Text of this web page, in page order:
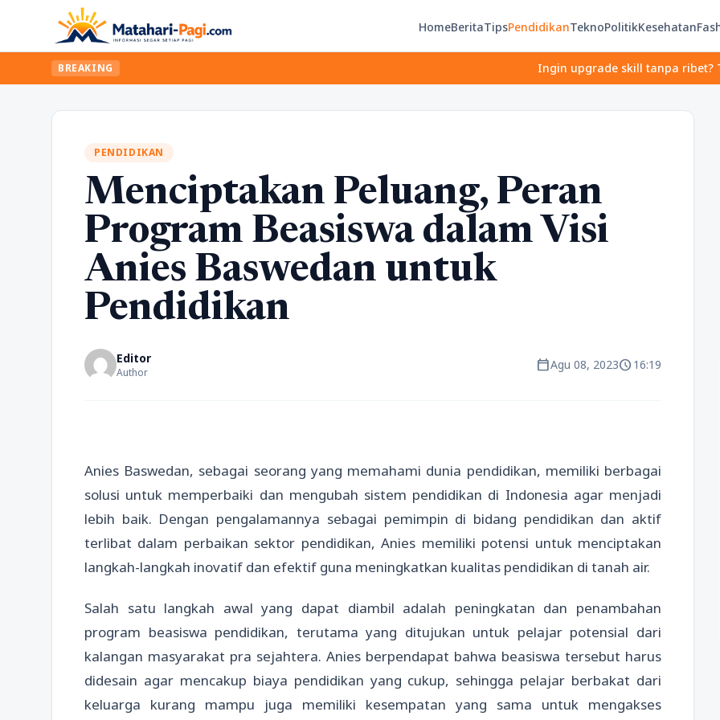
HomeBeritaTipsPendidikanTeknoPolitikKesehatan
BREAKING Ingin upgrade skill tanpa ribet? Temukan
PENDIDIKAN
Menciptakan Peluang, Peran
Program Beasiswa dalam Visi
Anies Baswedan untuk
Pendidikan
Editor
Author calendar_todayAgu 08, 2023schedule16:19
Anies Baswedan, sebagai seorang yang memahami dunia pendidikan, memiliki berbagai
solusi untuk memperbaiki dan mengubah sistem pendidikan di Indonesia agar menjadi
lebih baik. Dengan pengalamannya sebagai pemimpin di bidang pendidikan dan aktif
terlibat dalam perbaikan sektor pendidikan, Anies memiliki potensi untuk menciptakan
langkah-langkah inovatif dan efektif guna meningkatkan kualitas pendidikan di tanah air.
Salah satu langkah awal yang dapat diambil adalah peningkatan dan penambahan
program beasiswa pendidikan, terutama yang ditujukan untuk pelajar potensial dari
kalangan masyarakat pra sejahtera. Anies berpendapat bahwa beasiswa tersebut harus
didesain agar mencakup biaya pendidikan yang cukup, sehingga pelajar berbakat dari
keluarga kurang mampu juga memiliki kesempatan yang sama untuk mengakses